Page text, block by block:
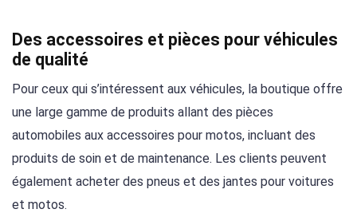
Des accessoires et pièces pour véhicules
de qualité
Pour ceux qui s’intéressent aux véhicules, la boutique offre
une large gamme de produits allant des pièces
automobiles aux accessoires pour motos, incluant des
produits de soin et de maintenance. Les clients peuvent
également acheter des pneus et des jantes pour voitures
et motos.